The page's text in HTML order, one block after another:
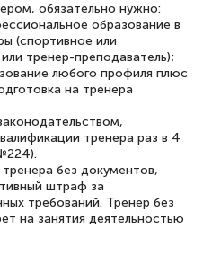
прошла курс
по
преподаватель
Хочется
со мной
обязательно нужно:
образование в
(спортивное или
тренер-преподаватель);
любого профиля плюс
на тренера
тренера раз в 4
без документов,
штраф за
требований. Тренер без
на занятия деятельностью